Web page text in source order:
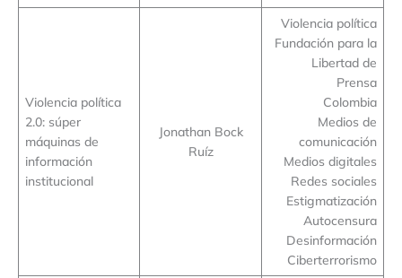
Violencia política
2.0: súper
máquinas de
información
institucional
Jonathan Bock
Ruíz
Violencia política
Fundación para la
Libertad de
Prensa
Colombia
Medios de
comunicación
Medios digitales
Redes sociales
Estigmatización
Autocensura
Desinformación
Ciberterrorismo